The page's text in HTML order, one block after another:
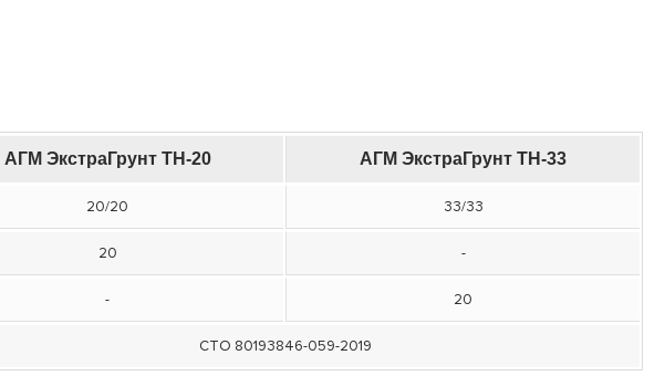
АГМ ЭкстраГрунт ТН-20 АГМ ЭкстраГрунт ТН-33
20/20 33/33
20 -
- 20
СТО 80193846-059-2019